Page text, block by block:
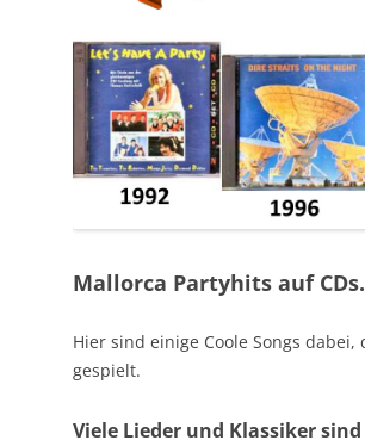
Mallorca Partyhits auf
Hier sind einige Coole Songs
gespielt.
Viele Lieder und Klassiker